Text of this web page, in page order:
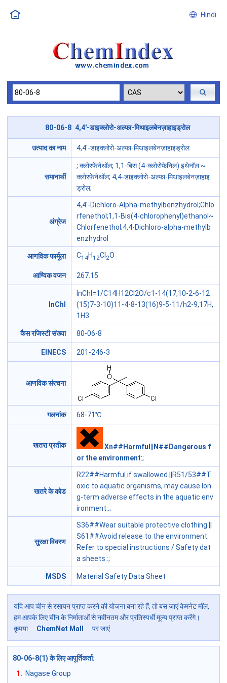
Hindi
80-06-8 4,4'-डाइक्लोरो-अल्फा-मिथाइलबेनज़ाहाइड्रोल
उत्पाद का नाम 4,4'-डाइक्लोरो-अल्फा-मिथाइलबेनज़ाहाइड्रोल
समानार्थी
; क्लोरफेनेथॉल; 1,1-बिस (4-क्लोरोफेनिल) इथेनॉल ~
क्लोरफेनेथॉल; 4,4-डाइक्लोरो-अल्फा-मिथाइलबेनज़ाहाइ
ड्रोल;
अंग्रेज
4,4'-Dichloro-Alpha-methylbenzhydrol;Chlo
rfenethol;1,1-Bis(4-chlorophenyl)ethanol~
Chlorfenethol;4,4-Dichloro-alpha-methylb
enzhydrol
आणविक फार्मूला C14H12Cl 2O
आण्विक वजन 267.15
InChI
InChI=1/C14H12Cl2O/c1-14(17,10-2-6-12
(15)7-3-10)11-4-8-13(16)9-5-11/h2-9,17H,
1H3
कैस रजिस्टी संख्या 80-06-8
EINECS 201-246-3
आणविक संरचना
गलनांक 68-71℃
खतरा प्रतीक
Xn##Harmful||N##Dangerous f
or the environment:;
खतरे के कोड
R22##Harmful if swallowed.||R51/53##T
oxic to aquatic organisms, may cause lon
g-term adverse effects in the aquatic env
ironment. :;
सुरक्षा विवरण
S36##Wear suitable protective clothing.||
S61##Avoid release to the environment.
Refer to special instructions / Safety dat
a sheets. :;
MSDS Material Safety Data Sheet
यदि आप चीन से रसायन प्राप्त करने की योजना बना रहे हैं, तो बस जाएं केमनेट मॉल,
हम आपके लिए चीन के निर्माताओं से नवीनतम और प्रतिस्पर्धी मूल्य प्राप्त करेंगे।
कृपया
ChemNet Mall पर जाएं
80-06-8(1) के लिए आपूर्तिकर्ता:
1. Nagase Group